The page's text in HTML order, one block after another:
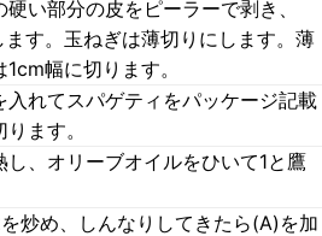
い部分の皮をピーラーで剥き、
す。玉ねぎは薄切りにします。薄
幅に切ります。
入れてスパゲティをパッケージ記載
ます。
、オリーブオイルをひいて1と鷹
炒め、しんなりしてきたら(A)を加